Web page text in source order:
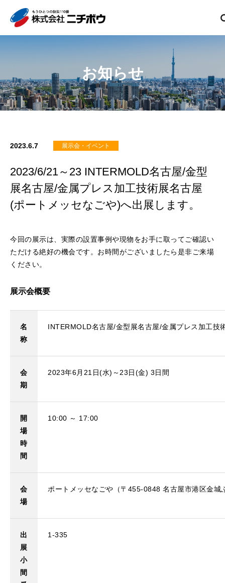
お知らせ
2023.6.7 展示会・イベント
2023/6/21～23 INTERMOLD名古屋/金型
展名古屋/金属プレス加工技術展名古屋
(ポートメッセなごや)へ出展します。
今回の展示は、実際の設置事例や現物をお手に取ってご確認い
ただける絶好の機会です。お時間がございましたら是非ご来場
ください。
展示会概要
名
称
INTERMOLD名古屋/金型展名古屋/金属プレス加工技
会
期
2023年6月21日(水)～23日(金) 3日間
開
場
時
間
10:00 ～ 17:00
会
場
ポートメッセなごや（〒455-0848 名古屋市港区金城
出
展
小
間
1-335